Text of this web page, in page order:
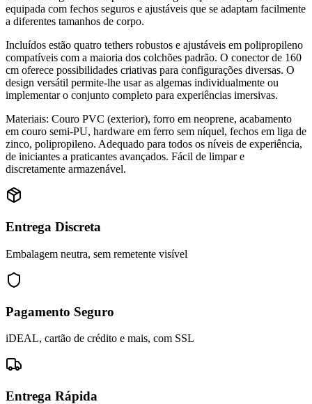
equipada com fechos seguros e ajustáveis que se adaptam facilmente
a diferentes tamanhos de corpo.
Incluídos estão quatro tethers robustos e ajustáveis em polipropileno
compatíveis com a maioria dos colchões padrão. O conector de 160
cm oferece possibilidades criativas para configurações diversas. O
design versátil permite-lhe usar as algemas individualmente ou
implementar o conjunto completo para experiências imersivas.
Materiais: Couro PVC (exterior), forro em neoprene, acabamento
em couro semi-PU, hardware em ferro sem níquel, fechos em liga de
zinco, polipropileno. Adequado para todos os níveis de experiência,
de iniciantes a praticantes avançados. Fácil de limpar e
discretamente armazenável.
Entrega Discreta
Embalagem neutra, sem remetente visível
Pagamento Seguro
iDEAL, cartão de crédito e mais, com SSL
Entrega Rápida